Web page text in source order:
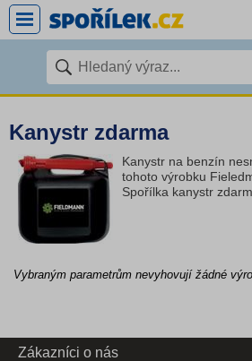
Kanystr zdarma
Kanystr na benzín
tohoto výrobku
Spořílka kanystr
Vybraným parametrům nevyhovují žádné
Zákazníci o nás